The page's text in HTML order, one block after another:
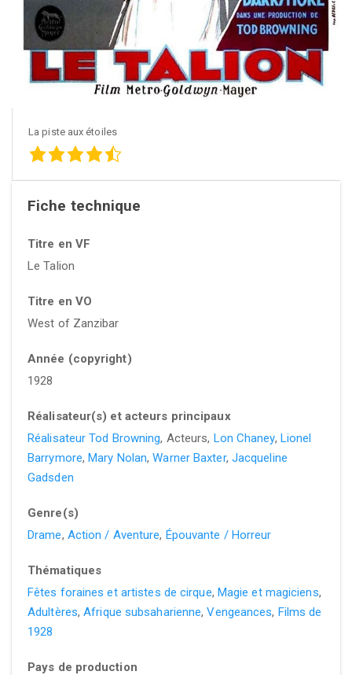
La piste aux étoiles
Fiche technique
Titre en VF
Le Talion
Titre en VO
West of Zanzibar
Année (copyright)
1928
Réalisateur(s) et acteurs principaux
Réalisateur Tod Browning, Acteurs, Lon Chaney, Lionel
Barrymore,Mary Nolan,Warner Baxter, Jacqueline
Gadsden
Genre(s)
Drame, Action / Aventure, Épouvante / Horreur
Thématiques
Fêtes foraines et artistes de cirque, Magie et magiciens,
Adultères,Afrique subsaharienne,Vengeances, Films de
1928
Pays de production